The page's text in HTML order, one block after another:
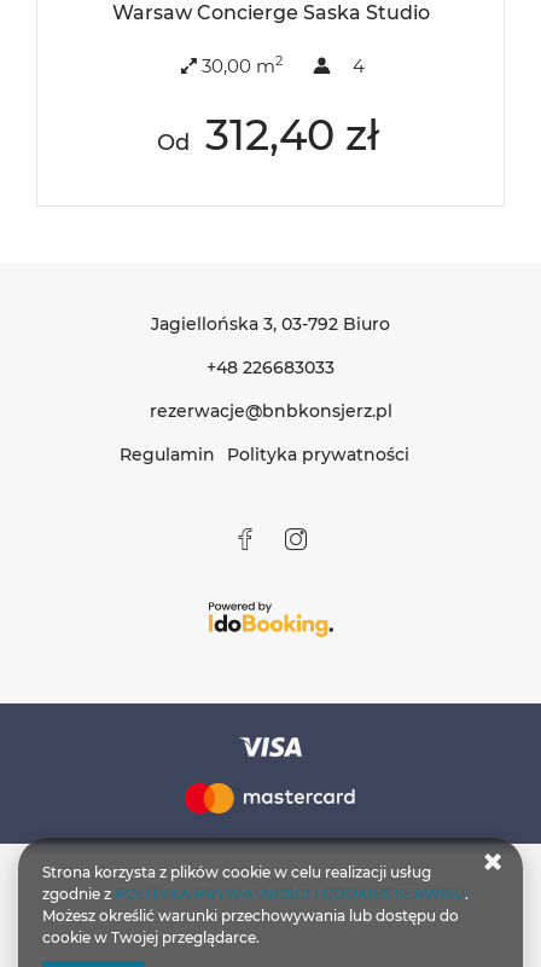
Warsaw Concierge Saska Studio
30,00 m2 4
Od 312,40 zł
Jagiellońska 3, 03-792 Biuro
+48 226683033
rezerwacje@bnbkonsjerz.pl
Regulamin
Polityka prywatności
Strona korzysta z plików cookie w celu realizacji usług
zgodnie z POLITYKA PRYWATNOŚCI I COOKIES SERWISU.
Możesz określić warunki przechowywania lub dostępu do
cookie w Twojej przeglądarce.